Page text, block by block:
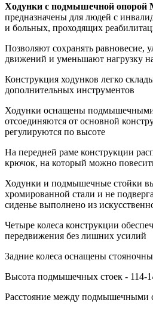
Ходунки с подмышечной опорой
предназначены для людей с
и больных, проходящих
Позволяют сохранять равновесие,
движений и уменьшают нагрузку
Конструкция ходунков легко
дополнительных инструментов
Ходунки оснащены подмышечными
отсоединяются от основной
регулируются по высоте
На передней раме конструкции
крючок, на который можно
Ходунки и подмышечные стойки
хромированной стали и не
сиденье выполнено из
Четыре колеса конструкции
передвижения без лишних усилий
Задние колеса оснащены
Высота подмышечных стоек - 114-
Расстояние между подмышечными